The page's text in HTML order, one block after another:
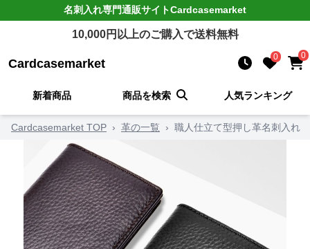
名刺入れ専門通販サイトCardcasemarket
10,000円以上のご購入で送料無料
Cardcasemarket 0 0
新着商品 商品を検索 人気ランキング
Cardcasemarket TOP › 革の一覧 › 職人仕立て型押し革名刺入れ